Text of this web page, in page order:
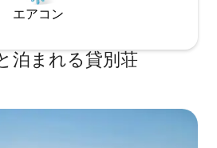
エアコン
泊まれる貸別荘
です。